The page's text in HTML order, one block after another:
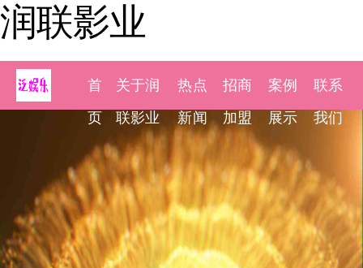
润联影业
首
页
关于润
联影业
热点
新闻
招商
加盟
案例
展示
联系
我们